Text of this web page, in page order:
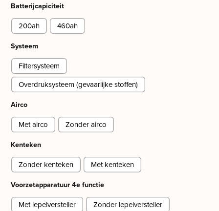
Batterijcapiciteit
200ah
460ah
Systeem
Filtersysteem
Overdruksysteem (gevaarlijke stoffen)
Airco
Met airco
Zonder airco
Kenteken
Zonder kenteken
Met kenteken
Voorzetapparatuur 4e functie
Met lepelversteller
Zonder lepelversteller